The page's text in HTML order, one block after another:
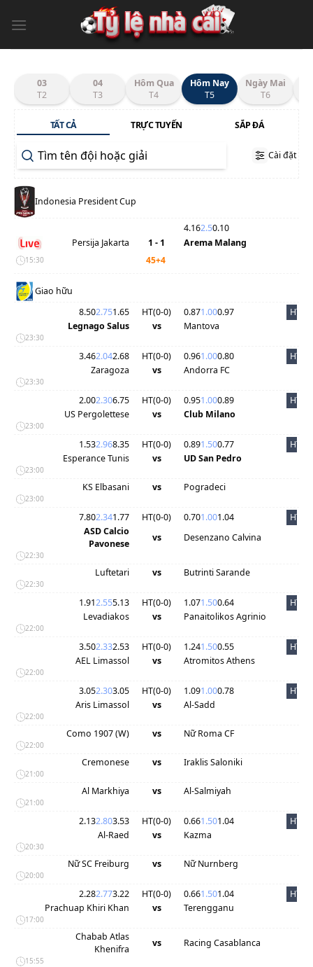
đến
03
T2
04
T3
Hôm Qua
T4
Hôm Nay
T5
Ngày Mai
T6
TẤT CẢ TRỰC TUYẾN SẮP ĐÁ
Cài đặt
Indonesia President Cup
4.162.50.10
Persija Jakarta
1 - 1 Arema Malang
15:30 45+4'
Giao hữu
8.502.751.65 HT(0-0) 0.871.000.97
HT
Legnago Salus
vs Mantova
23:30
3.462.042.68 HT(0-0) 0.961.000.80
HT
Zaragoza
vs Andorra FC
23:30
2.002.306.75 HT(0-0) 0.951.000.89
HT
US Pergolettese
vs Club Milano
23:00
1.532.968.35 HT(0-0) 0.891.500.77
HT
Esperance Tunis
vs UD San Pedro
23:00
KS Elbasani vs Pogradeci
23:00
7.802.341.77 HT(0-0) 0.701.001.04
HT
ASD Calcio
Pavonese
vs Desenzano Calvina
22:30
Luftetari vs Butrinti Sarande
22:30
1.912.555.13 HT(0-0) 1.071.500.64
HT
Levadiakos
vs Panaitolikos Agrinio
22:00
3.502.332.53 HT(0-0) 1.241.500.55
HT
AEL Limassol
vs Atromitos Athens
22:00
3.052.303.05 HT(0-0) 1.091.000.78
HT
Aris Limassol
vs Al-Sadd
22:00
Como 1907 (W) vs Nữ Roma CF
22:00
Cremonese vs Iraklis Saloniki
21:00
Al Markhiya vs Al-Salmiyah
21:00
2.132.803.53 HT(0-0) 0.661.501.04
HT
Al-Raed
vs Kazma
20:30
Nữ SC Freiburg vs Nữ Nurnberg
20:00
2.282.773.22 HT(0-0) 0.661.501.04
HT
Prachuap Khiri Khan
vs Terengganu
17:00
Chabab Atlas
Khenifra
vs Racing Casablanca
15:55